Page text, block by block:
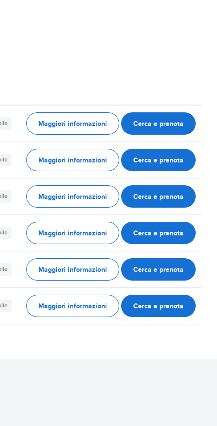
Maggiori informazioni Cerca e prenota
Maggiori informazioni Cerca e prenota
Maggiori informazioni Cerca e prenota
Maggiori informazioni Cerca e prenota
Maggiori informazioni Cerca e prenota
Maggiori informazioni Cerca e prenota